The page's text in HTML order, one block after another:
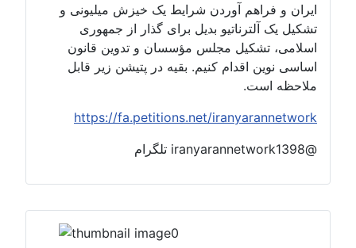
ایران و فراهم آوردن شرایط یک خیزش میلیونی و
تشکیل یک آلترناتیو بدیل برای گذار از جمهوری
اسلامی، تشکیل مجلس مؤسسان و تدوین قانون
اساسی نوین اقدام کنیم. بقیه در پتیشن زیر قابل
ملاحظه است.
https://fa.petitions.net/iranyarannetwork
@iranyarannetwork1398 تلگرام